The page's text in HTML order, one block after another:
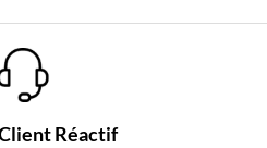
Réactif